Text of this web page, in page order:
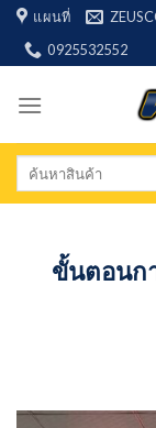
Skip
content
แผนที่
0925532552
Search
ขั้นตอนก